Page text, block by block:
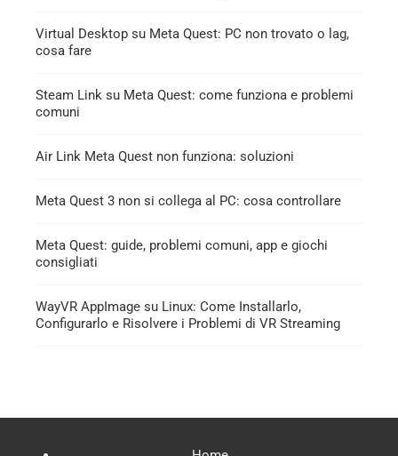
Virtual Desktop su Meta Quest: PC non trovato o lag,
cosa fare
Steam Link su Meta Quest: come funziona e problemi
comuni
Air Link Meta Quest non funziona: soluzioni
Meta Quest 3 non si collega al PC: cosa controllare
Meta Quest: guide, problemi comuni, app e giochi
consigliati
WayVR AppImage su Linux: Come Installarlo,
Configurarlo e Risolvere i Problemi di VR Streaming